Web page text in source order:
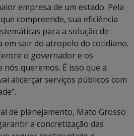
empresa de um estado. Pela
compreende, sua eficiência
para a solução de
em sair do atropelo do cotidiano.
o governador e os
queremos. É isso que a
alicerçar serviços públicos com
de planejamento, Mato Grosso
a concretização das